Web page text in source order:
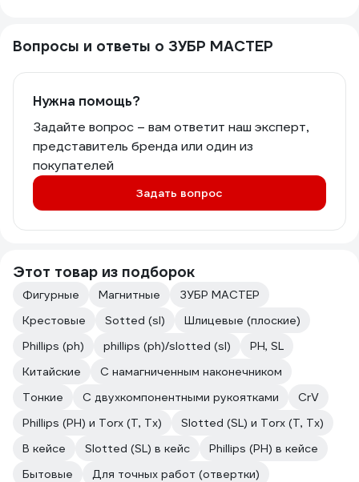
Вопросы и ответы о ЗУБР МАСТЕР
Нужна помощь?
Задайте вопрос – вам ответит наш эксперт,
представитель бренда или один из
покупателей
Задать вопрос
Этот товар из подборок
Фигурные Магнитные
ЗУБР МАСТЕР
Крестовые
Sotted (sl)
Шлицевые (плоские)
Phillips (ph)
phillips (ph)/slotted (sl)
PH, SL
Китайские
C намагниченным наконечником
Тонкие
С двухкомпонентными рукоятками
CrV
Phillips (PH) и Torx (T, Tx)
Slotted (SL) и Torx (T, Tx)
В кейсе
Slotted (SL) в кейс
Phillips (PH) в кейсе
Бытовые
Для точных работ (отвертки)